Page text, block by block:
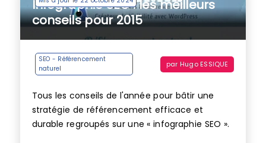
Infographie SEO : les meilleurs
conseils pour 2015
SEO - Référencement
naturel
par Hugo ESSIQUE
Tous les conseils de l'année pour bâtir une
stratégie de référencement efficace et
durable regroupés sur une « infographie SEO ».